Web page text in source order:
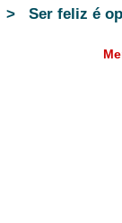
> Ser feliz é